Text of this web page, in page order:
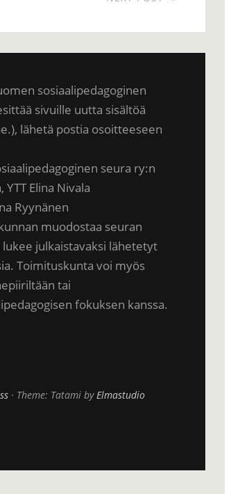
sosiaalipedagoginen
sivuille uutta sisältöä
lähetä postia osoitteeseen
seura ry:n
Elina Nivala
Ryynänen
muodostaa seuran
julkaistavaksi lähetetyt
Toimituskunta voi myös
tai
fokuksen kanssa.
Theme: Tatami byElmastudio